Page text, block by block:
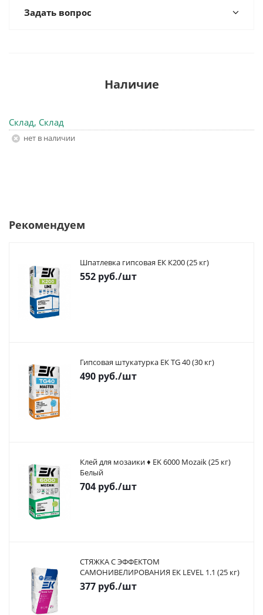
Задать вопрос
Наличие
Склад, Склад
Нет в наличии
Рекомендуем
Шпатлевка гипсовая ЕК К200 (25 кг)
552 руб./шт
Гипсовая штукатурка ЕК TG 40 (30 кг)
490 руб./шт
Клей для мозаики ♦ EK 6000 Mozaik (25 кг)
Белый
704 руб./шт
СТЯЖКА С ЭФФЕКТОМ
САМОНИВЕЛИРОВАНИЯ ЕК LEVEL 1.1 (25 кг)
377 руб./шт